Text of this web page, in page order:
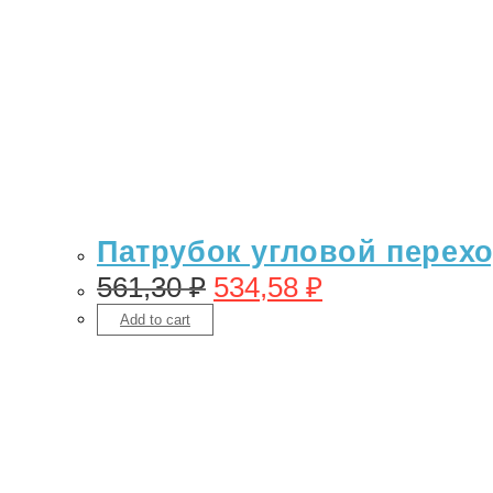
Патрубок угловой
561,30₽ 534,58 ₽
Add to cart